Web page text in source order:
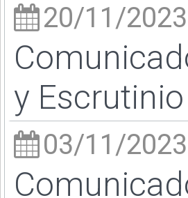
20/11/2023
y
03/11/2023